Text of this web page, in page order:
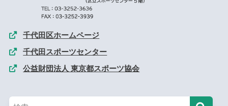
千代田区ホームページ
千代田スポーツセンター
公益財団法人 東京都スポーツ協会